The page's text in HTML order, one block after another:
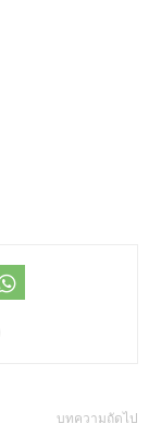
บทความถัดไป